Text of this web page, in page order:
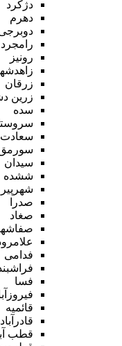
دژکرد
دهرم
رامجرد
رونیز
زرقان
زرین
سده
سیدان
ششده
شهرپیر
صدرا
صغاد
فدامی
فسا
قائمیه
قادرآباد
قطب